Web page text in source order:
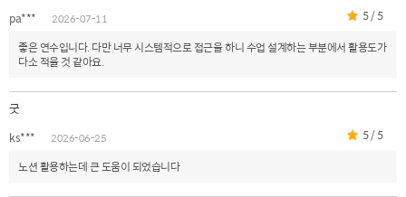
pa*** 2026-07-11
5 / 5
좋은 연수입니다. 다만 너무 시스템적으로 접근을 하니 수업 설계하는 부분에서 활용도가
다소 적을 것 같아요.
굿
ks*** 2026-06-25
5 / 5
노션 활용하는데 큰 도움이 되었습니다